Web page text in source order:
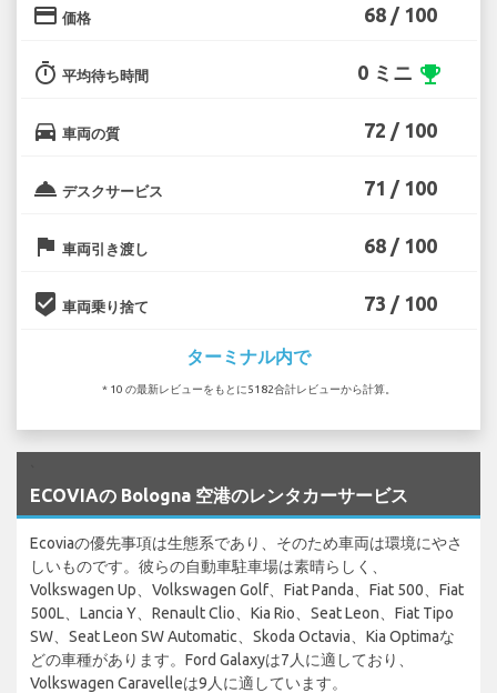
credit_card 価格 68 / 100
timer 平均待ち時間 0 ミニ emoji_events
directions_car 車両の質 72 / 100
room_service デスクサービス 71 / 100
flag 車両引き渡し 68 / 100
beenhere 車両乗り捨て 73 / 100
ターミナル内で
* 10 の最新レビューをもとに5182合計レビューから計算。
ECOVIAの Bologna 空港のレンタカーサービス
Ecoviaの優先事項は生態系であり、そのため車両は環境にやさ
しいものです。彼らの自動車駐車場は素晴らしく、
Volkswagen Up、Volkswagen Golf、Fiat Panda、Fiat 500、Fiat
500L、Lancia Y、Renault Clio、Kia Rio、Seat Leon、Fiat Tipo
SW、Seat Leon SW Automatic、Skoda Octavia、Kia Optimaな
どの車種があります。Ford Galaxyは7人に適しており、
Volkswagen Caravelleは9人に適しています。